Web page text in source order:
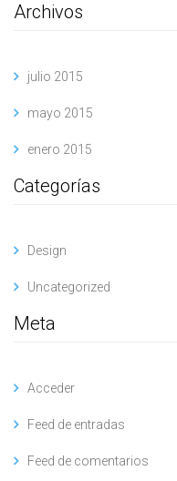
Archivos
julio 2015
mayo 2015
enero 2015
Categorías
Design
Uncategorized
Meta
Acceder
Feed de entradas
Feed de comentarios